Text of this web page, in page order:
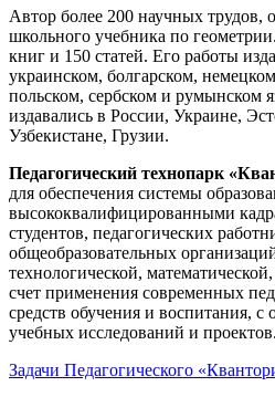
Автор более 200 научных трудов,
школьного учебника по
книг и 150 статей. Его работы
украинском, болгарском,
польском, сербском и румынском
издавались в России, Украине,
Узбекистане, Грузии.
Педагогический технопарк
для обеспечения системы
высококвалифицированными
студентов, педагогических
общеобразовательных
технологической,
счет применения современных
средств обучения и воспитания, с
учебных исследований и
Задачи Педагогического